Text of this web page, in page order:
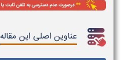
عناوین اصلی این مقاله